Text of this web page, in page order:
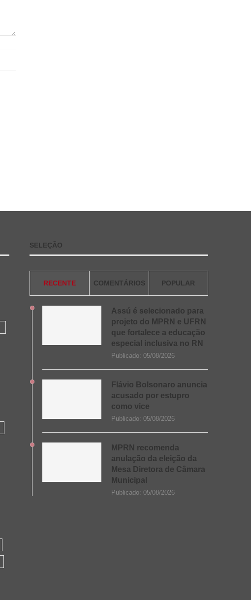
SELEÇÃO
RECENTE COMENTÁRIOS POPULAR
Assú é selecionado para
projeto do MPRN e UFRN
que fortalece a educação
especial inclusiva no RN
Publicado: 05/08/2026
Flávio Bolsonaro anuncia
acusado por estupro
como vice
Publicado: 05/08/2026
MPRN recomenda
anulação da eleição da
Mesa Diretora de Câmara
Municipal
Publicado: 05/08/2026